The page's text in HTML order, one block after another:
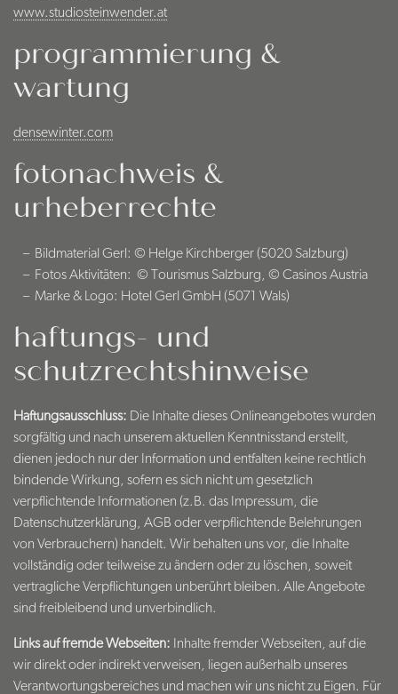
www.studiosteinwender.at
programmierung &
wartung
densewinter.com
fotonachweis &
urheberrechte
Bildmaterial Gerl: © Helge Kirchberger (5020 Salzburg)
Fotos Aktivitäten: © Tourismus Salzburg, © Casinos Austria
Marke & Logo: Hotel Gerl GmbH (5071 Wals)
haftungs- und
schutzrechtshinweise
Haftungsausschluss: Die Inhalte dieses Onlineangebotes wurden
sorgfältig und nach unserem aktuellen Kenntnisstand erstellt,
dienen jedoch nur der Information und entfalten keine rechtlich
bindende Wirkung, sofern es sich nicht um gesetzlich
verpflichtende Informationen (z.B. das Impressum, die
Datenschutzerklärung, AGB oder verpflichtende Belehrungen
von Verbrauchern) handelt. Wir behalten uns vor, die Inhalte
vollständig oder teilweise zu ändern oder zu löschen, soweit
vertragliche Verpflichtungen unberührt bleiben. Alle Angebote
sind freibleibend und unverbindlich.
Links auf fremde Webseiten: Inhalte fremder Webseiten, auf die
wir direkt oder indirekt verweisen, liegen außerhalb unseres
Verantwortungsbereiches und machen wir uns nicht zu Eigen. Für